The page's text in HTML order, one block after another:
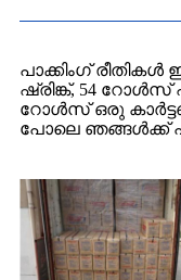
പാക്കിംഗ്
ഷ്രിങ്ക്, 54 റോൾസ്
റോൾസ് ഒരു
പോലെ ഞങ്ങൾക്ക്